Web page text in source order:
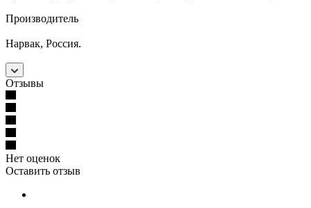
Производитель
Нарвак, Россия.
Отзывы
Нет оценок
Оставить отзыв